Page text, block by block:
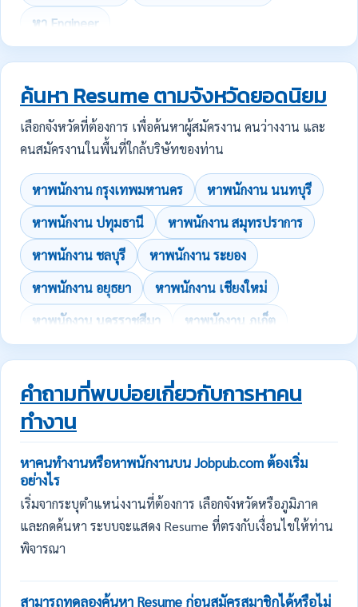
หา Engineer
ค้นหา Resume ตามจังหวัดยอดนิยม
เลือกจังหวัดที่ต้องการ เพื่อค้นหาผู้สมัครงาน คนว่างงาน และ
คนสมัครงานในพื้นที่ใกล้บริษัทของท่าน
หาพนักงาน กรุงเทพมหานคร
หาพนักงาน นนทบุรี
หาพนักงาน ปทุมธานี
หาพนักงาน สมุทรปราการ
หาพนักงาน ชลบุรี
หาพนักงาน ระยอง
หาพนักงาน อยุธยา
หาพนักงาน เชียงใหม่
หาพนักงาน นครราชสีมา
หาพนักงาน ภูเก็ต
คำถามที่พบบ่อยเกี่ยวกับการหาคน
ทำงาน
หาคนทำงานหรือหาพนักงานบน Jobpub.com ต้องเริ่ม
อย่างไร
เริ่มจากระบุตำแหน่งงานที่ต้องการ เลือกจังหวัดหรือภูมิภาค
และกดค้นหา ระบบจะแสดง Resume ที่ตรงกับเงื่อนไขให้ท่าน
พิจารณา
สามารถทดลองค้นหา Resume ก่อนสมัครสมาชิกได้หรือไม่